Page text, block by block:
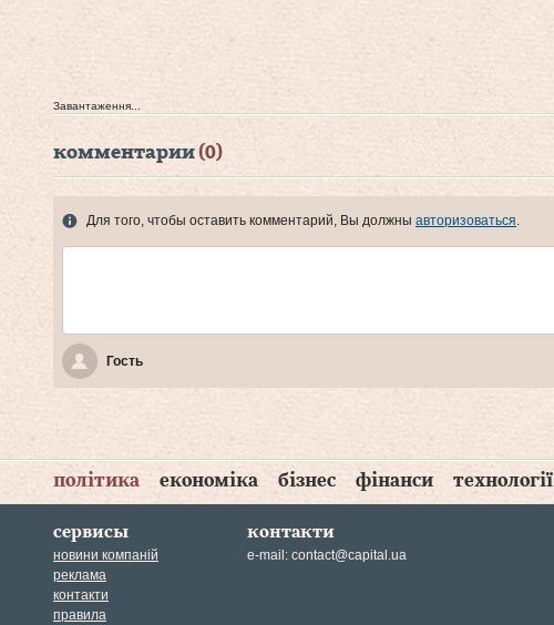
Завантаження...
комментарии (0)
Для того, чтобы оставить комментарий, Вы должны авторизоваться
Гость
політика економіка бізнес фінанси технології
сервисы
новини компаній
реклама
контакти
правила
контакти
e-mail: contact@capital.ua